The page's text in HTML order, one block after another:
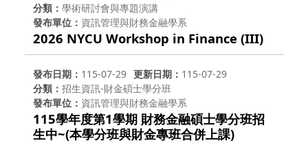
分類
學術研討會與專題演講
發布單位
資訊管理與財務金融學系
2026 NYCU Workshop in Finance (III)
發布日期 115-07-29 更新日期
115-07-29
分類
招生資訊-財金碩士學分班
發布單位
資訊管理與財務金融學系
115學年度第1學期 財務金融碩士學分班招
生中~(本學分班與財金專班合併上課)